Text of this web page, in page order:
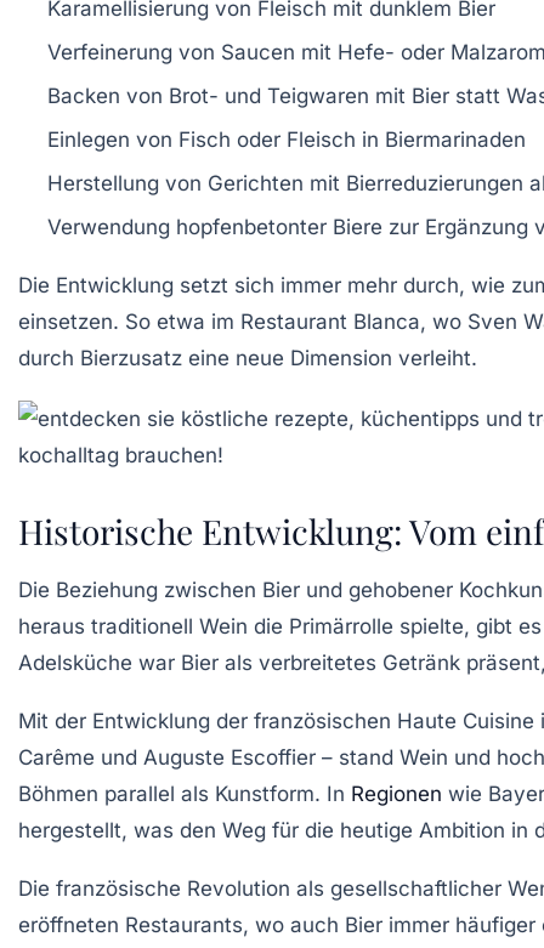
Karamellisierung von Fleisch mit dunklem Bier
Verfeinerung von Saucen mit Hefe- oder
Backen von Brot- und Teigwaren mit Bier statt
Einlegen von Fisch oder Fleisch in Biermarinaden
Herstellung von Gerichten mit Bierreduzierungen
Verwendung hopfenbetonter Biere zur Ergänzung
Die Entwicklung setzt sich immer mehr durch, wie
einsetzen. So etwa im Restaurant Blanca, wo Sven
durch Bierzusatz eine neue Dimension verleiht.
Historische Entwicklung: Vom
Die Beziehung zwischen Bier und gehobener
heraus traditionell Wein die Primärrolle spielte, gibt
Adelsküche war Bier als verbreitetes Getränk
Mit der Entwicklung der französischen Haute
Carême und Auguste Escoffier – stand Wein und
Böhmen parallel als Kunstform. In Regionen wie
hergestellt, was den Weg für die heutige Ambition in
Die französische Revolution als gesellschaftlicher
eröffneten Restaurants, wo auch Bier immer